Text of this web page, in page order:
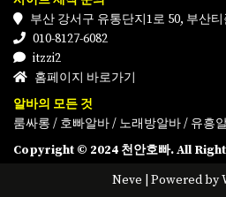
부산 강서구 유통단지1로 50, 부산
010-8127-6082
itzzi2
홈페이지 바로가기
알바의 모든 것
룸싸롱 / 호빠알바/ 노래방알바/ 유흥
Copyright © 2024 천안호빠. All
Neve | Powered by